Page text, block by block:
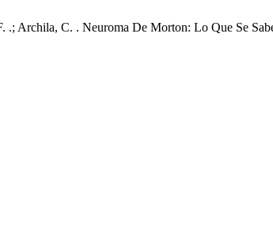
.; Archila, C. . Neuroma De Morton: Lo Que Se